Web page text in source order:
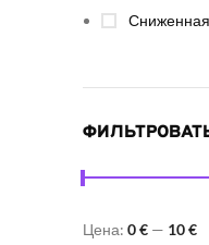
Цена: 0 € — 10 €